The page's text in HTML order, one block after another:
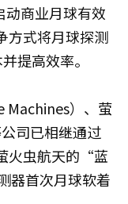
商业月球有效
方式将月球探测
提高效率。
Machines）、萤
司已相继通过
火虫航天的“蓝
器首次月球软着